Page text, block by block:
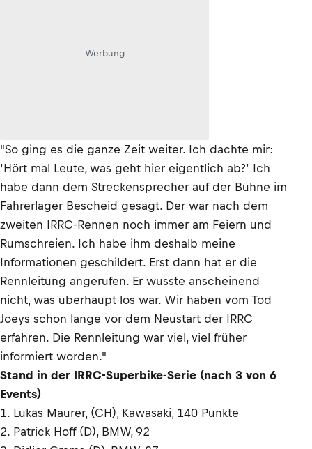
Werbung
"So ging es die ganze Zeit weiter. Ich dachte mir:
‘Hört mal Leute, was geht hier eigentlich ab?’ Ich
habe dann dem Streckensprecher auf der Bühne im
Fahrerlager Bescheid gesagt. Der war nach dem
zweiten IRRC-Rennen noch immer am Feiern und
Rumschreien. Ich habe ihm deshalb meine
Informationen geschildert. Erst dann hat er die
Rennleitung angerufen. Er wusste anscheinend
nicht, was überhaupt los war. Wir haben vom Tod
Joeys schon lange vor dem Neustart der IRRC
erfahren. Die Rennleitung war viel, viel früher
informiert worden."
Stand in der IRRC-Superbike-Serie (nach 3 von 6
Events)
1. Lukas Maurer, (CH), Kawasaki, 140 Punkte
2. Patrick Hoff (D), BMW, 92